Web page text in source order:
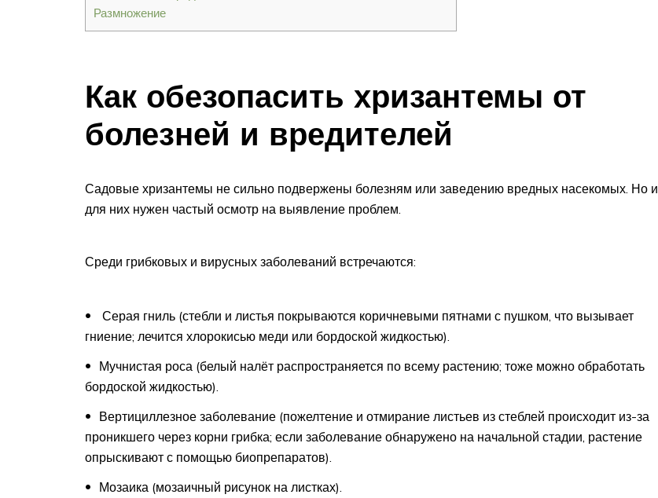
Размножение
Как обезопасить хризантемы от
болезней и вредителей
Садовые хризантемы не сильно подвержены болезням или заведению вредных насекомых. Но и
для них нужен частый осмотр на выявление проблем.
Среди грибковых и вирусных заболеваний встречаются:
Серая гниль (стебли и листья покрываются коричневыми пятнами с пушком, что вызывает
гниение; лечится хлорокисью меди или бордоской жидкостью).
Мучнистая роса (белый налёт распространяется по всему растению; тоже можно обработать
бордоской жидкостью).
Вертициллезное заболевание (пожелтение и отмирание листьев из стеблей происходит из-за
проникшего через корни грибка; если заболевание обнаружено на начальной стадии, растение
опрыскивают с помощью биопрепаратов).
Мозаика (мозаичный рисунок на листках).